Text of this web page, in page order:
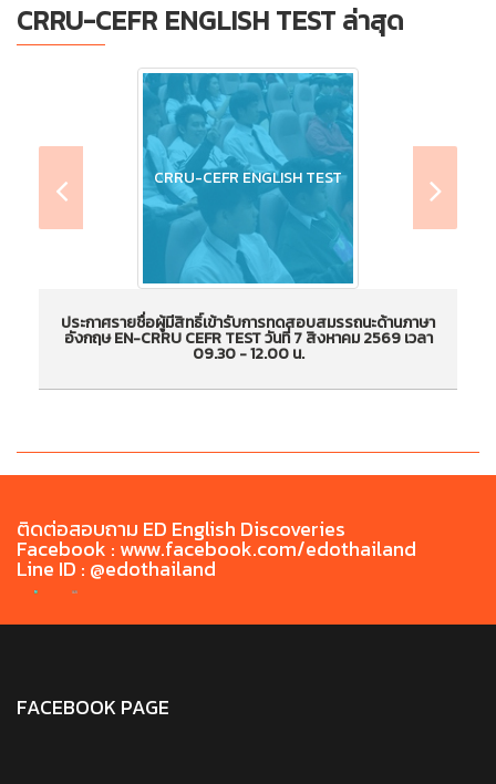
CRRU-CEFR ENGLISH TEST ล่าสุด
CRRU-CEFR ENGLISH TEST
ด้านภาษาอังกฤษ EN-CRRU CEFR TEST วันที่ 7
ประกาศรายชื่อผู้มีสิทธิ์เข้ารับการทดสอบสมรรถนะด้านภาษา
อังกฤษ EN-CRRU CEFR TEST วันที่ 7 สิงหาคม 2569 เวลา
09.30 - 12.00 น.
ติดต่อสอบถาม ED English Discoveries
Facebook : www.facebook.com/edothailand
Line ID : @edothailand
FACEBOOK PAGE